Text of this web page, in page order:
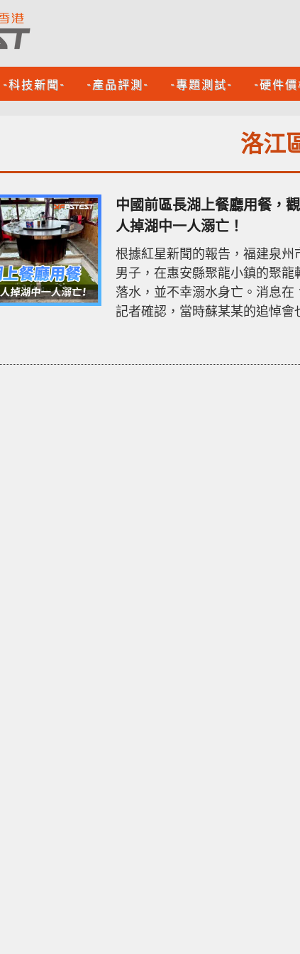
-科技新聞- -產品評測- -專題測試- -硬件
洛江
中國前區長湖上餐廳用餐，
人掉湖中一人溺亡！
根據紅星新聞的報告，福建泉州
男子，在惠安縣聚龍小鎮的聚
落水，並不幸溺水身亡。消息在
記者確認，當時蘇某某的追悼會也已
地板破裂導致客人落水，甚至
相關照片也顯示出玻璃地板上